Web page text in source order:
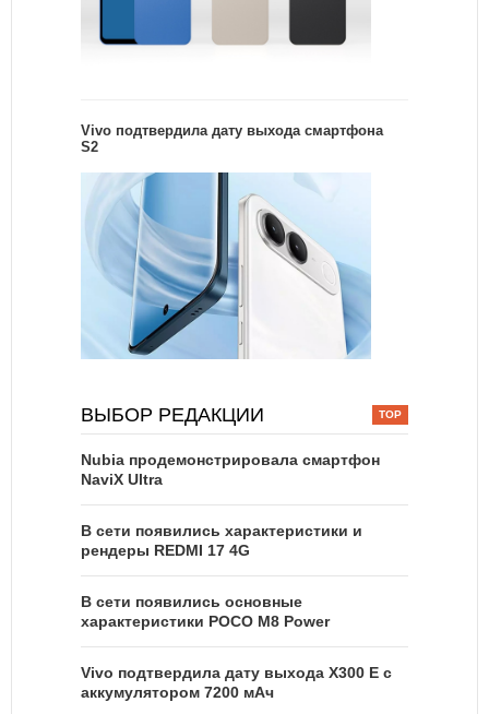
Vivo подтвердила дату выхода смартфона
S2
ВЫБОР РЕДАКЦИИ
Nubia продемонстрировала смартфон
NaviX Ultra
В сети появились характеристики и
рендеры REDMI 17 4G
В сети появились основные
характеристики POCO M8 Power
Vivo подтвердила дату выхода X300 E с
аккумулятором 7200 мАч